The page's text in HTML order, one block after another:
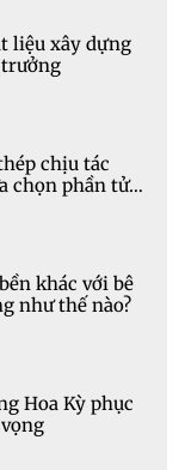
liệu xây dựng
chịu tác
chọn phần tử
khác với bê
như thế nào?
Hoa Kỳ phục